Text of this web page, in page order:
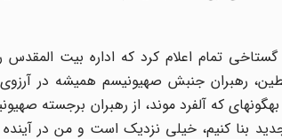
گستاخی تمام اعلام کرد که اداره بیت
رهبران جنبش صهیونیسم همیشه در آرزوی
که آلفرد موند، از رهبران برجسته
بنا کنیم، خیلی نزدیک است و من در